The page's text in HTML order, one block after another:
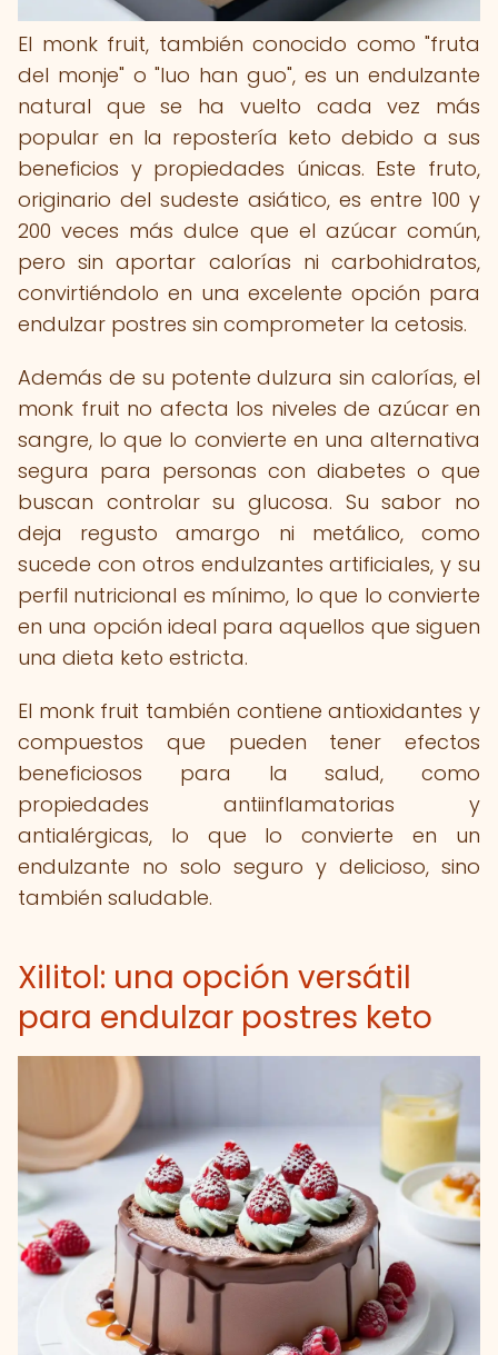
El monk fruit, también conocido como "fruta
del monje" o "luo han guo", es un endulzante
natural que se ha vuelto cada vez más
popular en la repostería keto debido a sus
beneficios y propiedades únicas. Este fruto,
originario del sudeste asiático, es entre 100 y
200 veces más dulce que el azúcar común,
pero sin aportar calorías ni carbohidratos,
convirtiéndolo en una excelente opción para
endulzar postres sin comprometer la cetosis.
Además de su potente dulzura sin calorías, el
monk fruit no afecta los niveles de azúcar en
sangre, lo que lo convierte en una alternativa
segura para personas con diabetes o que
buscan controlar su glucosa. Su sabor no
deja regusto amargo ni metálico, como
sucede con otros endulzantes artificiales, y su
perfil nutricional es mínimo, lo que lo convierte
en una opción ideal para aquellos que siguen
una dieta keto estricta.
El monk fruit también contiene antioxidantes y
compuestos que pueden tener efectos
beneficiosos para la salud, como
propiedades antiinflamatorias y
antialérgicas, lo que lo convierte en un
endulzante no solo seguro y delicioso, sino
también saludable.
Xilitol: una opción versátil
para endulzar postres keto